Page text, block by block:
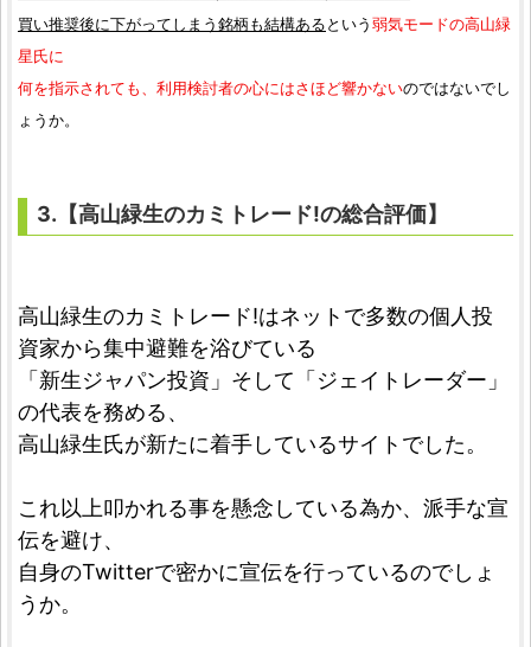
買い推奨後に下がってしまう銘柄も結構あるという弱気モードの高山緑
星氏に
何を指示されても、利用検討者の心にはさほど響かないのではないでし
ょうか。
3.【高山緑生のカミトレード!の総合評価】
高山緑生のカミトレード!はネットで多数の個人投
資家から集中避難を浴びている
「新生ジャパン投資」そして「ジェイトレーダー」
の代表を務める、
高山緑生氏が新たに着手しているサイトでした。
これ以上叩かれる事を懸念している為か、派手な宣
伝を避け、
自身のTwitterで密かに宣伝を行っているのでしょ
うか。